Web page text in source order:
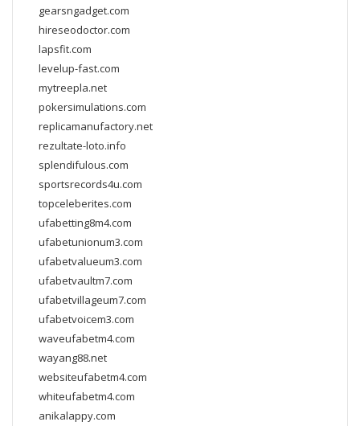
gearsngadget.com
hireseodoctor.com
lapsfit.com
levelup-fast.com
mytreepla.net
pokersimulations.com
replicamanufactory.net
rezultate-loto.info
splendifulous.com
sportsrecords4u.com
topceleberites.com
ufabetting8m4.com
ufabetunionum3.com
ufabetvalueum3.com
ufabetvaultm7.com
ufabetvillageum7.com
ufabetvoicem3.com
waveufabetm4.com
wayang88.net
websiteufabetm4.com
whiteufabetm4.com
anikalappy.com